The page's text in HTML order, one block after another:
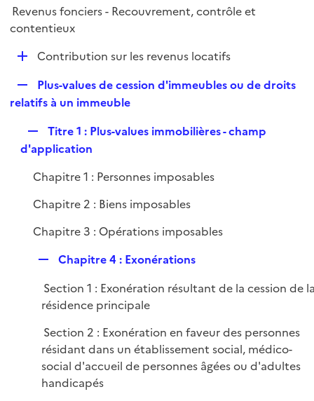
r
i
e
p
l
Revenus fonciers - Recouvrement, contrôle et
contentieux
D
l
r
Contribution sur les revenus locatifs
e
l
i
e
Plus-values de cession d'immeubles ou de droits
relatifs à un immeuble
e
l
i
r
Titre 1 : Plus-values immobilières - champ
d'application
Chapitre 1 : Personnes imposables
Chapitre 2 : Biens imposables
Chapitre 3 : Opérations imposables
p
l
Chapitre 4 : Exonérations
Section 1 : Exonération résultant de la cession de
résidence principale
Section 2 : Exonération en faveur des personnes
résidant dans un établissement social, médico-
social d'accueil de personnes âgées ou d'adultes
handicapés